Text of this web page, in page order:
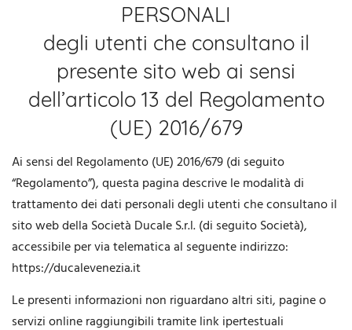
PERSONALI
degli utenti che consultano il
presente sito web ai sensi
dell’articolo 13 del Regolamento
(UE) 2016/679
Ai sensi del Regolamento (UE) 2016/679 (di seguito
“Regolamento”), questa pagina descrive le modalità di
trattamento dei dati personali degli utenti che consultano il
sito web della Società Ducale S.r.l. (di seguito Società),
accessibile per via telematica al seguente indirizzo:
https://ducalevenezia.it
Le presenti informazioni non riguardano altri siti, pagine o
servizi online raggiungibili tramite link ipertestuali